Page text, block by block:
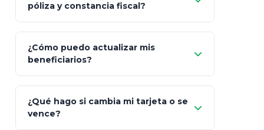
póliza y constancia fiscal?
"Mis Pólizas" > "Documentos"
¿Cómo puedo actualizar mis
beneficiarios?
¿Qué hago si cambia mi tarjeta o se
vence?